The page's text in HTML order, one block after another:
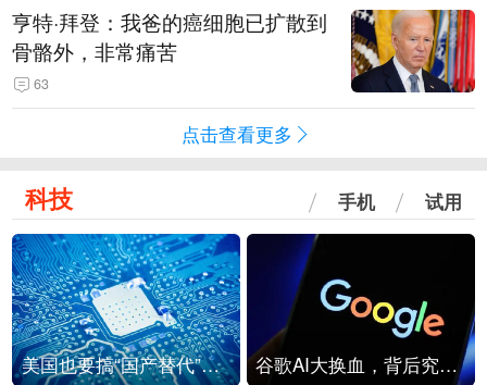
亨特·拜登：我爸的癌细胞已扩散到
骨骼外，非常痛苦
63
点击查看更多
科技 手机 试用
美国也要搞“国产替代”？先算清三笔账 谷歌AI大换血，背后究竟发生了什么？